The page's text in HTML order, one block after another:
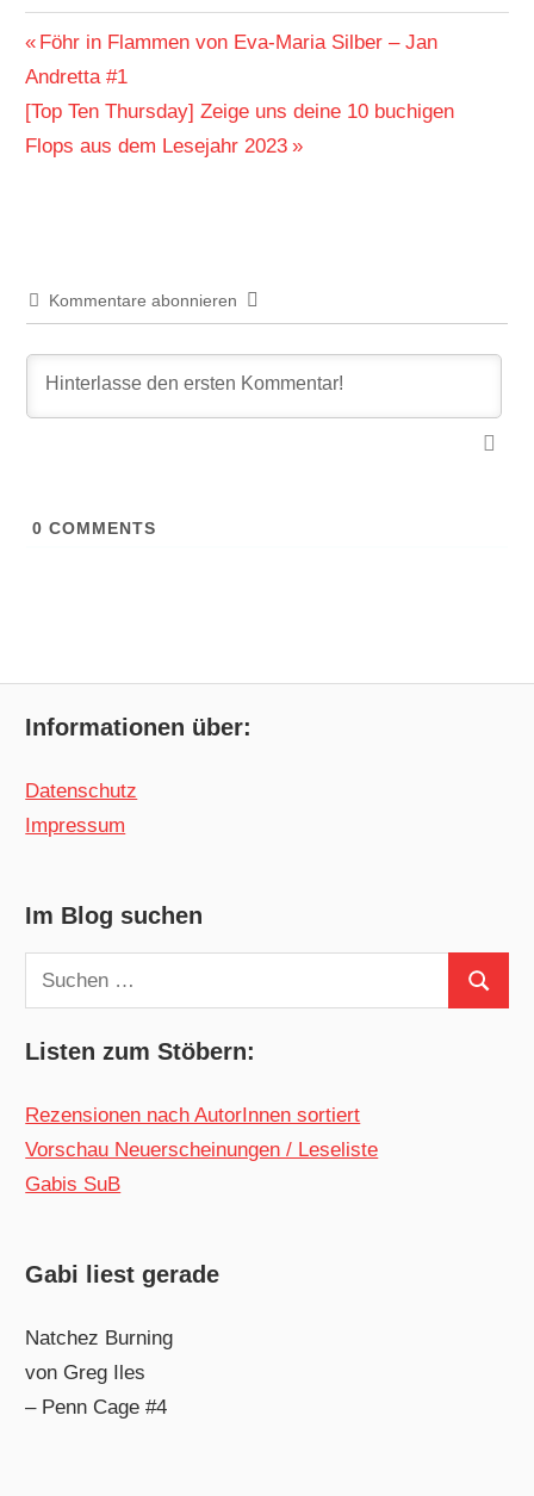
Beitragsnavigation
Vorheriger
Beitrag:
Föhr in Flammen von Eva-Maria Silber – Jan
Andretta #1
Nächster
Beitrag:
[Top Ten Thursday] Zeige uns deine 10 buchigen
Flops aus dem Lesejahr 2023
Kommentare abonnieren
0 COMMENTS
Informationen über:
Datenschutz
Impressum
Im Blog suchen
Suchen
nach:
Suchen
Listen zum Stöbern:
Rezensionen nach AutorInnen sortiert
Vorschau Neuerscheinungen / Leseliste
Gabis SuB
Gabi liest gerade
Natchez Burning
von Greg Iles
– Penn Cage #4